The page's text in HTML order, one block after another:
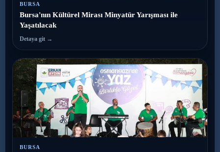
BURSA
Bursa'nın Kültürel Mirası Minyatür Yarışması ile
Yaşatılacak
Detaya git →
BURSA